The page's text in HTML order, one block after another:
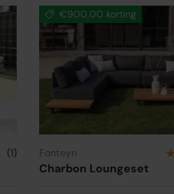
(1)
€900,00 korting
Fonteyn
Charbon Loungeset